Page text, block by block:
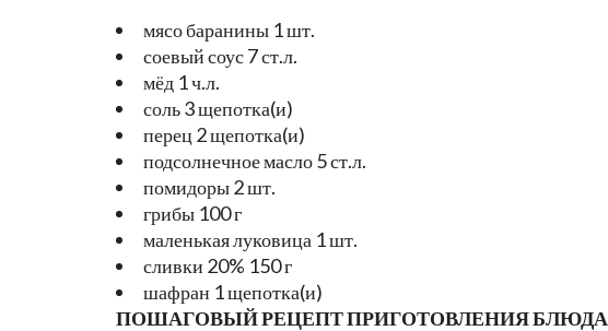
мясо баранины 1 шт.
соевый соус 7 ст.л.
мёд 1 ч.л.
соль 3 щепотка(и)
перец 2 щепотка(и)
подсолнечное масло 5 ст.л.
помидоры 2 шт.
грибы 100 г
маленькая луковица 1 шт.
сливки 20% 150 г
шафран 1 щепотка(и)
ПОШАГОВЫЙ РЕЦЕПТ ПРИГОТОВЛЕНИЯ БЛЮДА